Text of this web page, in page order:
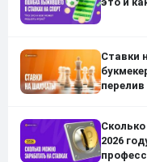
Ставки
2026